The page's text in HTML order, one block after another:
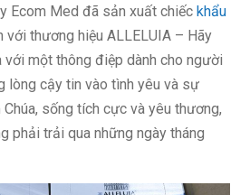
Ecom Med đã sản xuất chiếckhẩu
với thương hiệu ALLELUIA – Hãy
với một thông điệp dành cho người
lòng cậy tin vào tình yêu và sự
sống tích cực và yêu thương,
phải trải qua những ngày tháng